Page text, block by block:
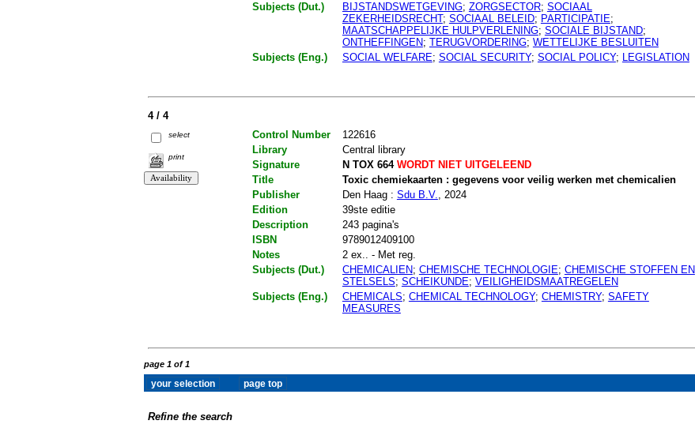
Subjects (Dut.)
BIJSTANDSWETGEVING; ZORGSECTOR; SOCIAAL
ZEKERHEIDSRECHT; SOCIAAL BELEID; PARTICIPATIE;
MAATSCHAPPELIJKE HULPVERLENING; SOCIALE BIJSTAND;
ONTHEFFINGEN; TERUGVORDERING; WETTELIJKE BESLUITEN
Subjects (Eng.)
SOCIAL WELFARE; SOCIAL SECURITY; SOCIAL POLICY; LEGISLATION
4 / 4
select
print
Control Number
122616
Library
Central library
Signature
N TOX 664WORDT NIET UITGELEEND
Title
Toxic chemiekaarten : gegevens voor veilig werken met chemicalien
Publisher
Den Haag : Sdu B.V., 2024
Edition
39ste editie
Description
243 pagina's
ISBN
9789012409100
Notes
2 ex.. - Met reg.
Subjects (Dut.)
CHEMICALIEN; CHEMISCHE TECHNOLOGIE; CHEMISCHE STOFFEN EN
STELSELS; SCHEIKUNDE; VEILIGHEIDSMAATREGELEN
Subjects (Eng.)
CHEMICALS; CHEMICAL TECHNOLOGY; CHEMISTRY; SAFETY
MEASURES
page 1 of 1
Refine the search